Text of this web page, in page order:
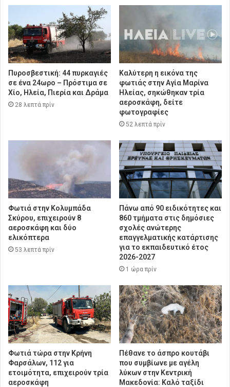
Πυροσβεστική: 44 πυρκαγιές
σε ένα 24ωρο – Πρόστιμα σε
Χίο, Ηλεία, Πιερία και Δράμα
28 λεπτά πρίν
Καλύτερη η εικόνα της
φωτιάς στην Aγία Μαρίνα
Ηλείας, σηκώθηκαν τρία
αεροσκάφη, δείτε
φωτογραφίες
52 λεπτά πρίν
Φωτιά στην Κολυμπάδα
Σκύρου, επιχειρούν 8
αεροσκάφη και δύο
ελικόπτερα
53 λεπτά πρίν
Πάνω από 90 ειδικότητες και
860 τμήματα στις δημόσιες
σχολές ανώτερης
επαγγελματικής κατάρτισης
για το εκπαιδευτικό έτος
2026-2027
1 ώρα πρίν
Φωτιά τώρα στην Κρήνη
Φαρσάλων, 112 για
ετοιμότητα, επιχειρούν τρία
αεροσκάφη
Πέθανε το άσπρο κουτάβι
που συμβίωνε με αγέλη
λύκων στην Κεντρική
Μακεδονία: Καλό ταξίδι